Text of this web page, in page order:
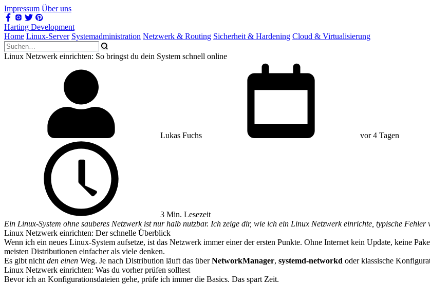
Impressum Über uns
Harting Development
Home Linux-Server Systemadministration Netzwerk & Routing Sicherheit & Hardening Cloud & Virtualisierung
Linux Netzwerk einrichten: So bringst du dein System schnell online
Lukas Fuchs vor 4 Tagen
3 Min. Lesezeit
Ein Linux-System ohne sauberes Netzwerk ist nur halb nutzbar. Ich zeige dir, wie ich ein Linux Netzwerk einrichte, typische
Linux Netzwerk einrichten: Der schnelle Überblick
Wenn ich ein neues Linux-System aufsetze, ist das Netzwerk immer einer der ersten Punkte. Ohne Internet kein Update, keine
meisten Distributionen einfacher als viele denken.
Es gibt nicht den einen Weg. Je nach Distribution läuft das überNetworkManager, systemd-networkd oder klassische
Linux Netzwerk einrichten: Was du vorher prüfen solltest
Bevor ich an Konfigurationsdateien gehe, prüfe ich immer die Basics. Das spart Zeit.